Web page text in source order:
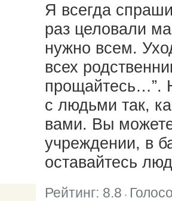
Я всегда
раз целовали
нужно всем.
всех
прощайтесь…”.
с людьми так,
вами. Вы
учреждении, в
оставайтесь
Рейтинг: 8.8